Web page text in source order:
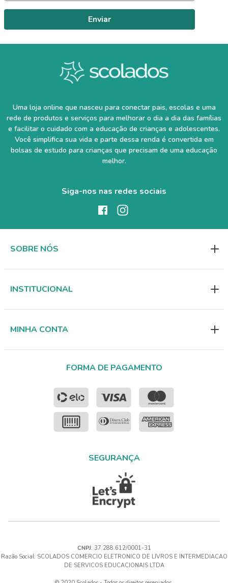
Enviar
Uma loja online que nasceu para conectar pais, escolas e uma
rede de produtos e serviços para melhorar o dia a dia das famílias
e facilitar o cuidado com a educação de crianças e adolescentes.
Você simplifica sua vida e parte dessa renda é convertida em
bolsas de estudo para crianças que precisam de uma educação
melhor.
Siga-nos nas redes sociais
SOBRE NÓS
INSTITUCIONAL
MINHA CONTA
FORMA DE PAGAMENTO
SEGURANÇA
CNPJ: 37.288.612/0001-31
Razão Social: SCOLADOS COMERCIO ELETRONICO DE LIVROS E INTERMEDIACAO
DE SERVICOS EDUCACIONAIS LTDA